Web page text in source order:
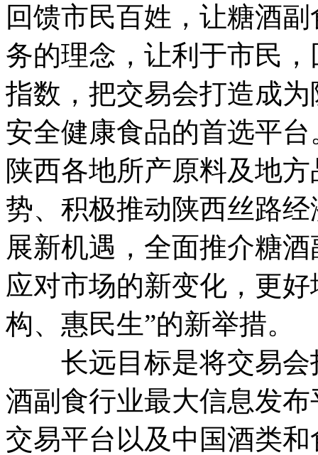
回馈市民百姓，让糖酒
务的理念，让利于市民
指数，把交易会打造成
安全健康食品的首选平
陕西各地所产原料及地
势、积极推动陕西丝路
展新机遇，全面推介糖
应对市场的新变化，更
构、惠民生”的新举措。
长远目标是将交易会
酒副食行业最大信息发
交易平台以及中国酒类